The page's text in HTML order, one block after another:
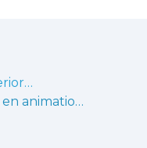
ESELx - Escola Superior de Educação de Lisboa
Formation en animation socioculturelle à l’ESELx : quelle place aux sciences physiques et naturelles?